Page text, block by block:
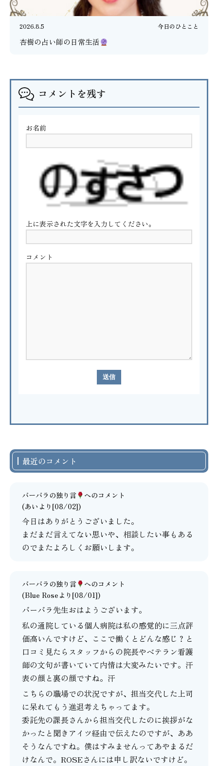
2026.8.5 今日のひとこと
杏樹の占い師の日常生活
コメントを残す
お名前
上に表示された文字を入力してください。
コメント
最近のコメント
バーバラの独り言
へのコメント
(あいより[08/02])
今日はありがとうございました。
まだまだ言えてない思いや、相談したい事もある
のでまたよろしくお願いします。
バーバラの独り言
へのコメント
(Blue Roseより[08/01])
バーバラ先生おはようございます。
私の通院している個人病院は私の感覚的に三点評
価高いんですけど、ここで働くとどんな感じ？と
口コミ見たらスタッフからの院長やベテラン看護
師の文句が書いていて内情は大変みたいです。汗
表の顔と裏の顔ですね。汗
こちらの職場での状況ですが、担当交代した上司
に呆れてもう進退考えちゃってます。
委託先の課長さんから担当交代したのに挨拶がな
かったと聞きアイツ経由で伝えたのですが、ああ
そうなんですね。僕はすみませんってあやまるだ
けなんで。ROSEさんには申し訳ないですけど。